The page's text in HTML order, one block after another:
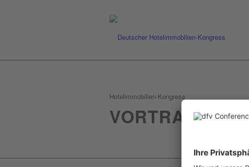
Hotelimmobilien-Kongress
VORTRAGENDE